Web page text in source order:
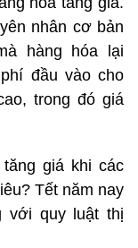
nhân cơ bản
hàng hóa lại
đầu vào cho
trong đó giá
giá khi các
Tết năm nay
với quy luật thị